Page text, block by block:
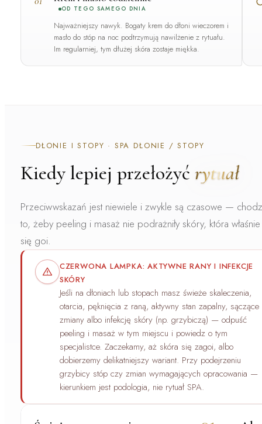
OD TEGO SAMEGO DNIA
Najważniejszy nawyk. Bogaty krem do dłoni wieczorem i
masło do stóp na noc podtrzymują nawilżenie z rytuału.
Im regularniej, tym dłużej skóra zostaje miękka.
DŁONIE I STOPY · SPA DŁONIE / STOPY
Kiedy lepiej przełożyć rytuał
Przeciwwskazań jest niewiele i zwykle są czasowe —
to, żeby peeling i masaż nie podrażniły skóry, która właśnie
się goi.
CZERWONA LAMPKA: AKTYWNE RANY I INFEKCJE
SKÓRY
Jeśli na dłoniach lub stopach masz świeże skaleczenia,
otarcia, pęknięcia z raną, aktywny stan zapalny, sączące
zmiany albo infekcję skóry (np. grzybiczą) — odpuść
peeling i masaż w tym miejscu i powiedz o tym
specjalistce. Zaczekamy, aż skóra się zagoi, albo
dobierzemy delikatniejszy wariant. Przy podejrzeniu
grzybicy stóp czy zmian wymagających opracowania —
kierunkiem jest podologia, nie rytuał SPA.